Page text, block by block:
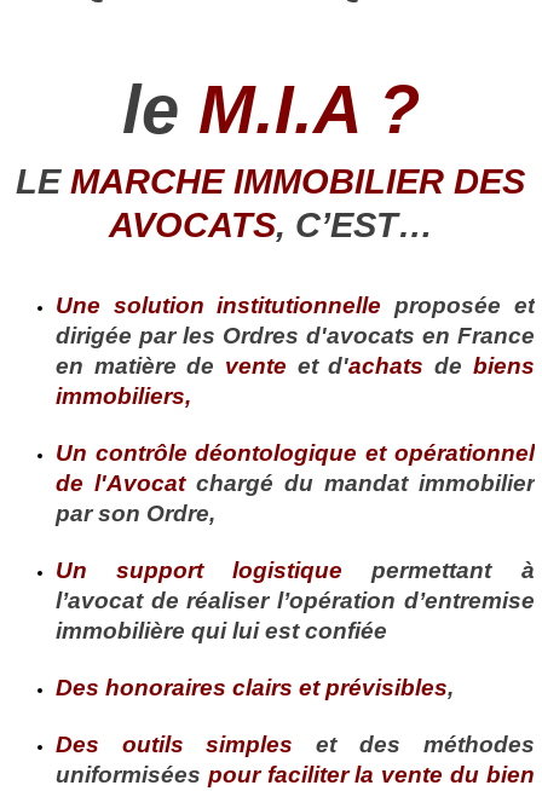
le M.I.A ?
LE MARCHE IMMOBILIER DES
AVOCATS, C’EST…
Une solution institutionnelle proposée et
dirigée par les Ordres d'avocats en France
en matière de vente et d'achats de biens
immobiliers,
Un contrôle déontologique et opérationnel
de l'Avocat chargé du mandat immobilier
par son Ordre,
Un support logistiquepermettant à
l’avocat de réaliser l’opération d’entremise
immobilière qui lui est confiée
Des honoraires clairs et prévisibles,
Des outils simpleset des méthodes
uniformisées pour faciliter la vente du bien